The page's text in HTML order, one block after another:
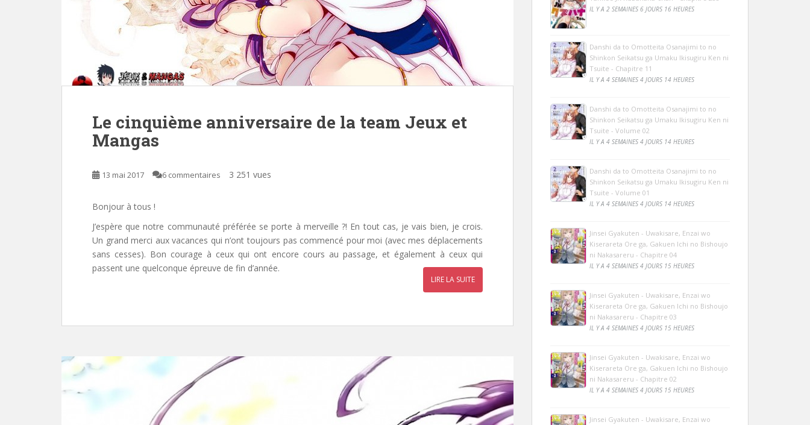
Le cinquième anniversaire de la team Jeux et
Mangas
13 mai 2017 6 commentaires 3 251 vues
Bonjour à tous !
J’espère que notre communauté préférée se porte à merveille ?! En tout cas, je vais bien, je crois.
Un grand merci aux vacances qui n’ont toujours pas commencé pour moi (avec mes déplacements
sans cesses). Bon courage à ceux qui ont encore cours au passage, et également à ceux qui
passent une quelconque épreuve de fin d’année.
LIRE LA SUITE
IL Y A 2 SEMAINES 6 JOURS 16 HEURES
Danshi da to Omotteita Osanajimi to no
Shinkon Seikatsu ga Umaku Ikisugiru Ken ni
Tsuite - Chapitre 11
IL Y A 4 SEMAINES 4 JOURS 14 HEURES
Danshi da to Omotteita Osanajimi to no
Shinkon Seikatsu ga Umaku Ikisugiru Ken ni
Tsuite - Volume 02
IL Y A 4 SEMAINES 4 JOURS 14 HEURES
Danshi da to Omotteita Osanajimi to no
Shinkon Seikatsu ga Umaku Ikisugiru Ken ni
Tsuite - Volume 01
IL Y A 4 SEMAINES 4 JOURS 14 HEURES
Jinsei Gyakuten - Uwakisare, Enzai wo
Kiserareta Ore ga, Gakuen Ichi no Bishoujo
ni Nakasareru - Chapitre 04
IL Y A 4 SEMAINES 4 JOURS 15 HEURES
Jinsei Gyakuten - Uwakisare, Enzai wo
Kiserareta Ore ga, Gakuen Ichi no Bishoujo
ni Nakasareru - Chapitre 03
IL Y A 4 SEMAINES 4 JOURS 15 HEURES
Jinsei Gyakuten - Uwakisare, Enzai wo
Kiserareta Ore ga, Gakuen Ichi no Bishoujo
ni Nakasareru - Chapitre 02
IL Y A 4 SEMAINES 4 JOURS 15 HEURES
Jinsei Gyakuten - Uwakisare, Enzai wo